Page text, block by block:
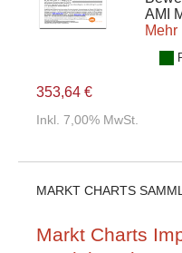
AMI
Mehr
353,64 €
Inkl. 7,00% MwSt.
MARKT CHARTS
Markt Charts